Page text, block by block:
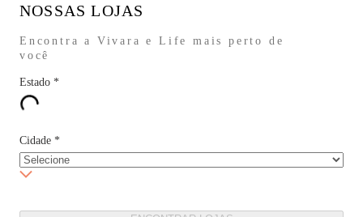
NOSSAS LOJAS
Encontra a Vivara e Life mais perto de
você
Estado *
Cidade *